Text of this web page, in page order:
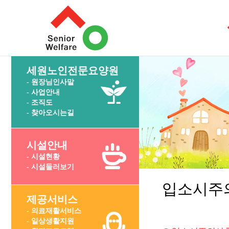
세원노인전문요양원
- 원장님인사말
- 사업안내
- 조직도
- 찾아오시는길
시설안내
- 시설현황
- 시설둘러보기
제공서비스
- 의료재활서비스
- 일상생활지원
입소시주